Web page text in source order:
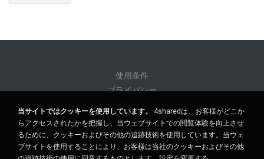
使用条件
プライバシー
個人情報を販売しない
個人情報を共有しない
当サイトではクッキーを使用しています。
4sharedは、お客様がどこか
らアクセスされたかを把握し、当ウェブサイトでの閲覧体験を向上させ
るために、クッキーおよびその他の追跡技術を使用しています。当ウェ
ブサイトを使用することにより、お客様は当社のクッキーおよびその他